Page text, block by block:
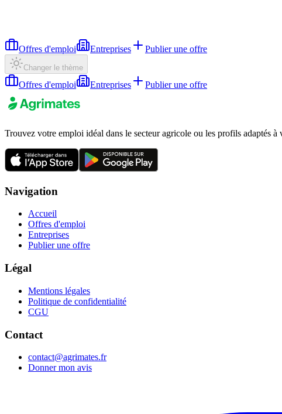
Offres d'emploi Entreprises Publier une offre
Changer le thème
Offres d'emploi Entreprises Publier une offre
Trouvez votre emploi idéal dans le secteur agricole ou les profils adaptés à
Navigation
Accueil
Offres d'emploi
Entreprises
Publier une offre
Légal
Mentions légales
Politique de confidentialité
CGU
Contact
contact@agrimates.fr
Donner mon avis